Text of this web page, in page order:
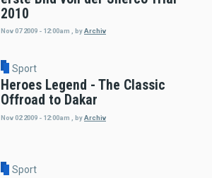
2010
Nov 07 2009 - 12:00am byArchiv
Sport
Heroes Legend - The Classic
Offroad to Dakar
Nov 02 2009 - 12:00am byArchiv
Sport